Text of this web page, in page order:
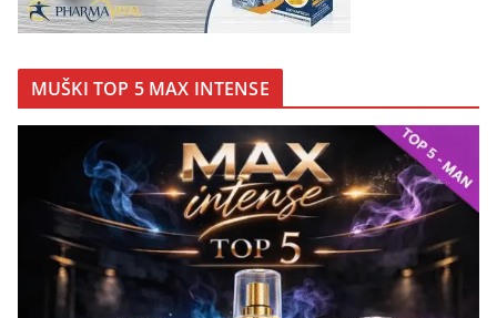
MUŠKI TOP 5 MAX INTENSE